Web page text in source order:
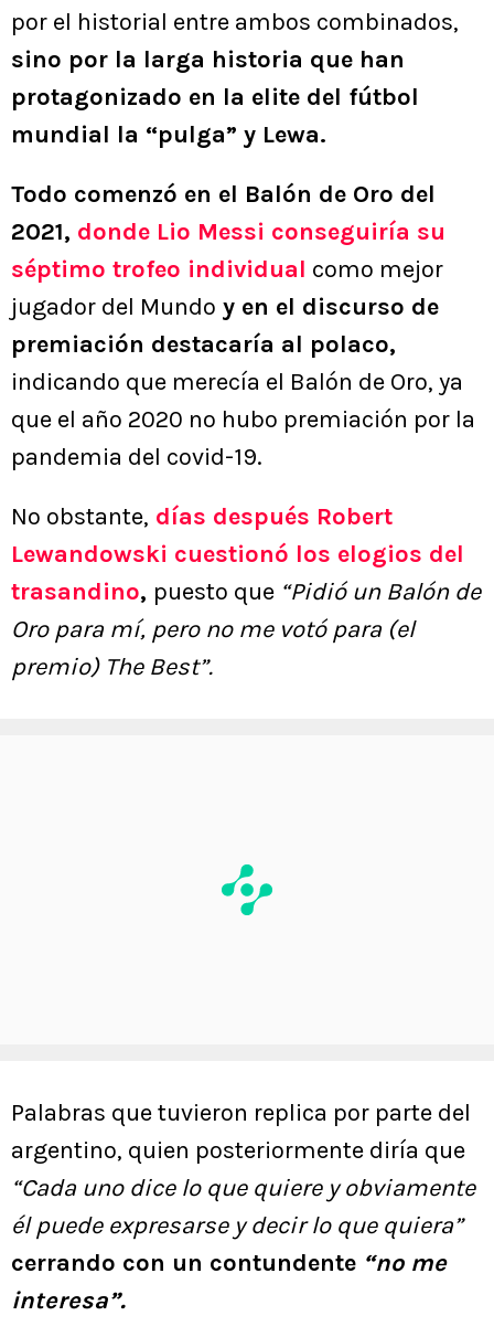
por el historial entre ambos combinados,
sino por la larga historia que han
protagonizado en la elite del fútbol
mundial la “pulga” y Lewa.
Todo comenzó en el Balón de Oro del
2021, donde Lio Messi conseguiría su
séptimo trofeo individual como mejor
jugador del Mundo y en el discurso de
premiación destacaría al polaco,
indicando que merecía el Balón de Oro, ya
que el año 2020 no hubo premiación por la
pandemia del covid-19.
No obstante, días después Robert
Lewandowski cuestionó los elogios del
trasandino, puesto que “Pidió un Balón de
Oro para mí, pero no me votó para (el
premio) The Best”.
Palabras que tuvieron replica por parte del
argentino, quien posteriormente diría que
“Cada uno dice lo que quiere y obviamente
él puede expresarse y decir lo que quiera”
cerrando con un contundente “no me
interesa”.